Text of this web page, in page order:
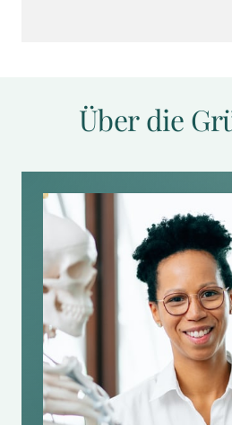
Über die